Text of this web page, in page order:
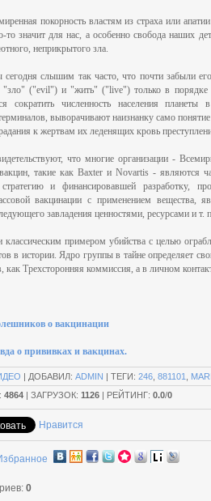
покорность властям из страха или
то значит для нас, а особенно свобода наших
неприкрытого зла.
слышим так часто, что почти забыли
("evil") и "жить" ("live") только в порядке
сократить численность населения
выворачивают наизнанку само
к жертвам их леденящих кровь
что многие организации -
такие как Baxter и Novartis - являются
и финансировавшей разработку,
вакцинации с применением вещества,
завладения ценностями, ресурсами и т.
классическим примером убийства с целью
в истории. Ядро группы в тайне определяет
как Трехсторонняя коммиссия, а в личном
о вакцинации
о прививках и вакцинах.
| ДОБАВИЛ: ADMIN | ТЕГИ: 246 881101
: 4864 | ЗАГРУЗОК: 1126 | РЕЙТИНГ: 0.0/0
Нравится
: 0